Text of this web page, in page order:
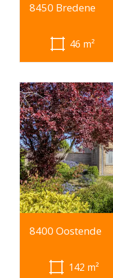
8450 Bredene
46 m²
8400 Oostende
142 m²